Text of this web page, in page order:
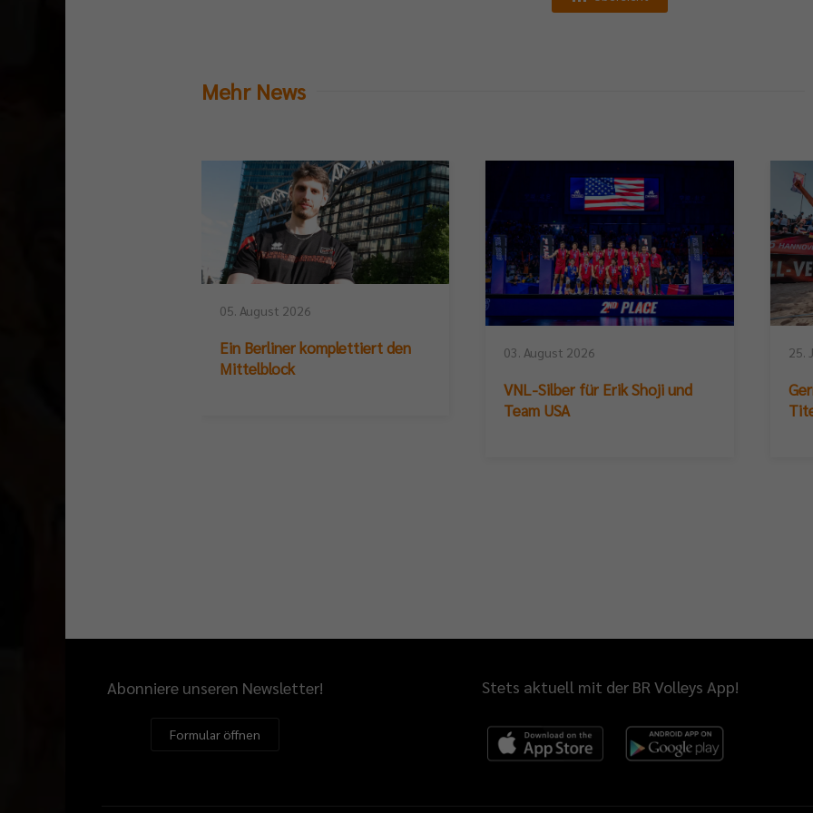
Mehr News
05. August 2026
Ein Berliner komplettiert den
Mittelblock
03. August 2026
VNL-Silber für Erik Shoji und
Team USA
25.
Abonniere unseren Newsletter!
Formular öffnen
Stets aktuell mit der BR Volleys App!